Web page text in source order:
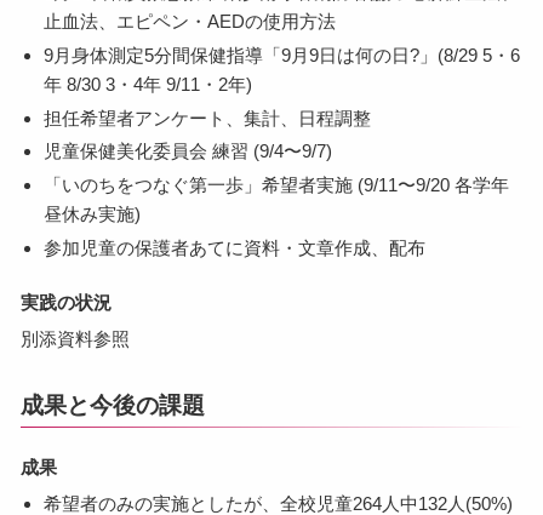
止血法、エピペン・AEDの使用方法
9月身体測定5分間保健指導「9月9日は何の日?」(8/29 5・6
年 8/30 3・4年 9/11・2年)
担任希望者アンケート、集計、日程調整
児童保健美化委員会 練習 (9/4〜9/7)
「いのちをつなぐ第一歩」希望者実施 (9/11〜9/20 各学年
昼休み実施)
参加児童の保護者あてに資料・文章作成、配布
実践の状況
別添資料参照
成果と今後の課題
成果
希望者のみの実施としたが、全校児童264人中132人(50%)